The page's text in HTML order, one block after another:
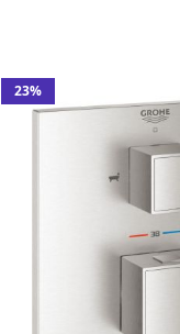
23%